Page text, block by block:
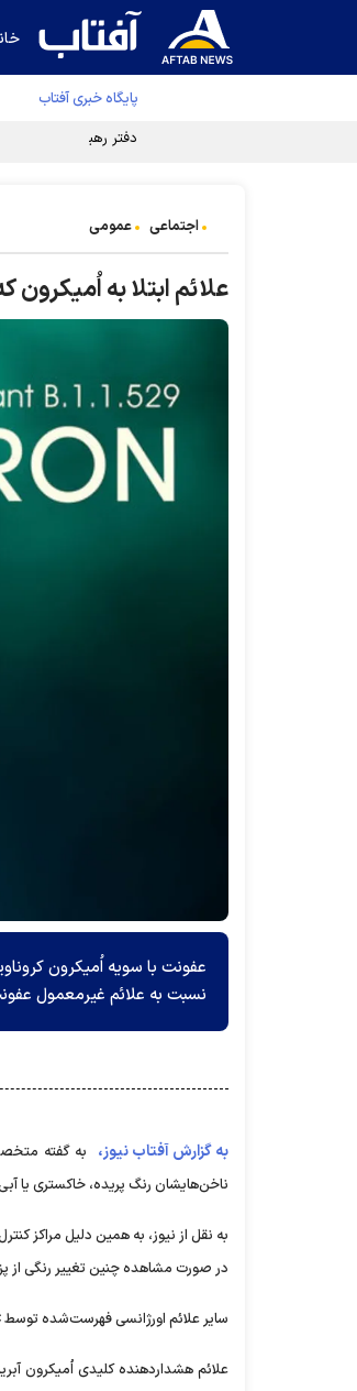
پایگاه خبری آفتاب
دفتر رهبر انقلاب
اجتماعی عمومی
علائم ابتلا به
عفونت با سویه اُمیکرون
نسبت به علائم غیرمعمول
به گزارش آفتاب نیوز،
ناخن‌هایشان رنگ پریده، خاکستری یا
در صورت مشاهده چنین تغییر رنگی از
سایر علائم اورژانسی فهرست‌شده توسط CDC شامل مشکل تنفسی، درد یا فشار مداوم در قفسه سینه، گیجی و ناتوانی در بیدار شدن یا بیدار ماندن است.
علائم هشداردهنده کلیدی اُمیکرون